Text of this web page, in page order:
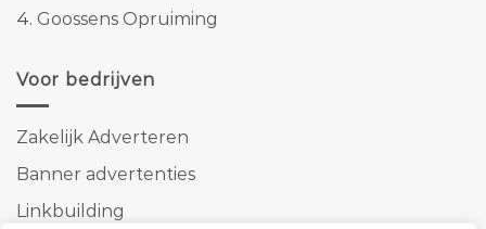
4. Goossens Opruiming
Voor bedrijven
Zakelijk Adverteren
Banner advertenties
Linkbuilding